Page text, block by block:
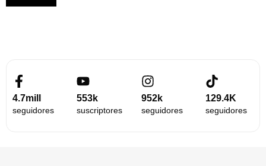
4.7mill
seguidores
553k
suscriptores
952k
seguidores
129.4K
seguidores